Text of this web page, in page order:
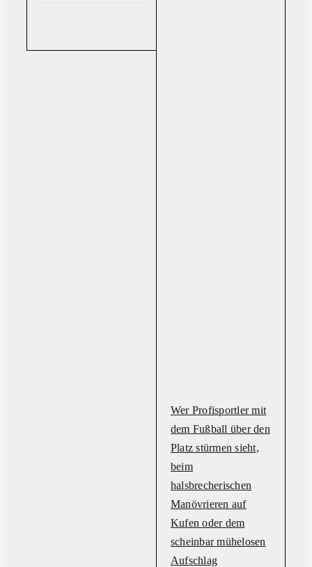
Wer Profisportler mit
dem Fußball über den
Platz stürmen sieht,
beim
halsbrecherischen
Manövrieren auf
Kufen oder dem
scheinbar mühelosen
Aufschlag